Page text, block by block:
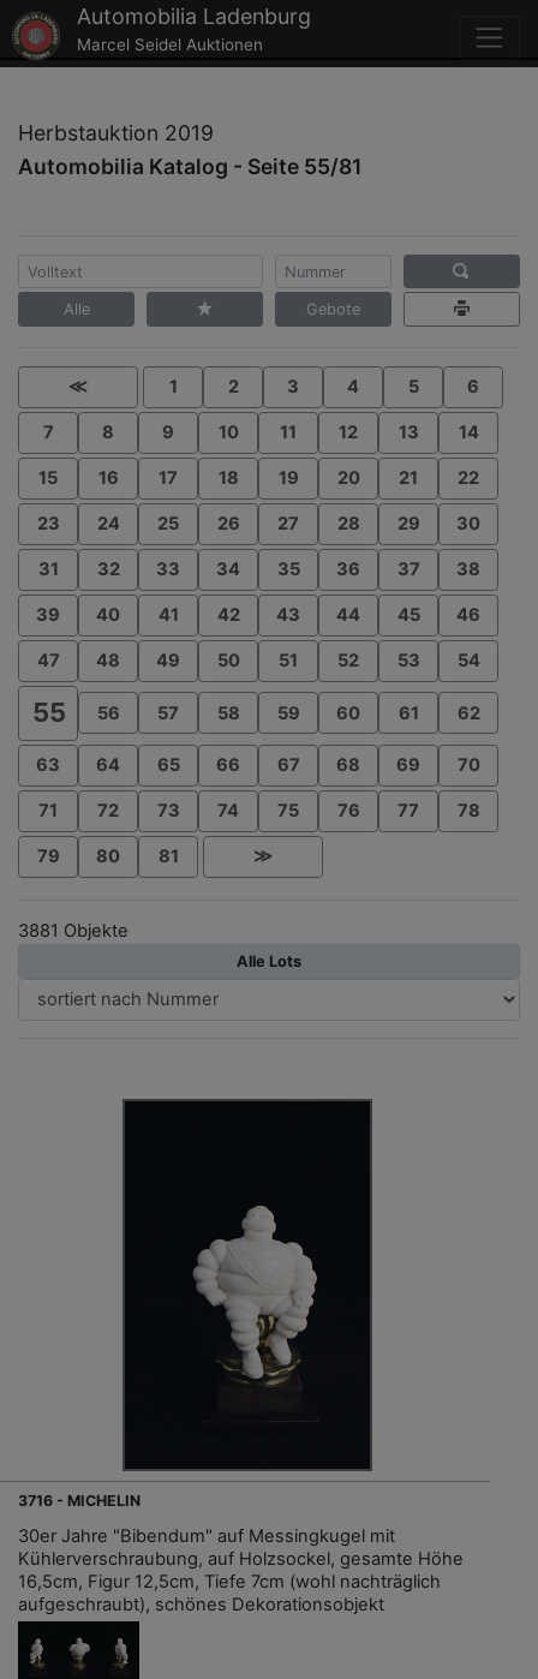
Automobilia Ladenburg
Marcel Seidel Auktionen
Herbstauktion 2019
Automobilia Katalog - Seite 55/81
Alle Gebote
≪ 1 2 3 4 5 6
7 8 9 10 11 12 13 14
15 16 17 18 19 20 21 22
23 24 25 26 27 28 29 30
31 32 33 34 35 36 37 38
39 40 41 42 43 44 45 46
47 48 49 50 51 52 53 54
55 56 57 58 59 60 61 62
63 64 65 66 67 68 69 70
71 72 73 74 75 76 77 78
79 80 81 ≫
3881 Objekte
Alle Lots
3716 - MICHELIN
30er Jahre "Bibendum" auf Messingkugel mit
Kühlerverschraubung, auf Holzsockel, gesamte Höhe
16,5cm, Figur 12,5cm, Tiefe 7cm (wohl nachträglich
aufgeschraubt), schönes Dekorationsobjekt